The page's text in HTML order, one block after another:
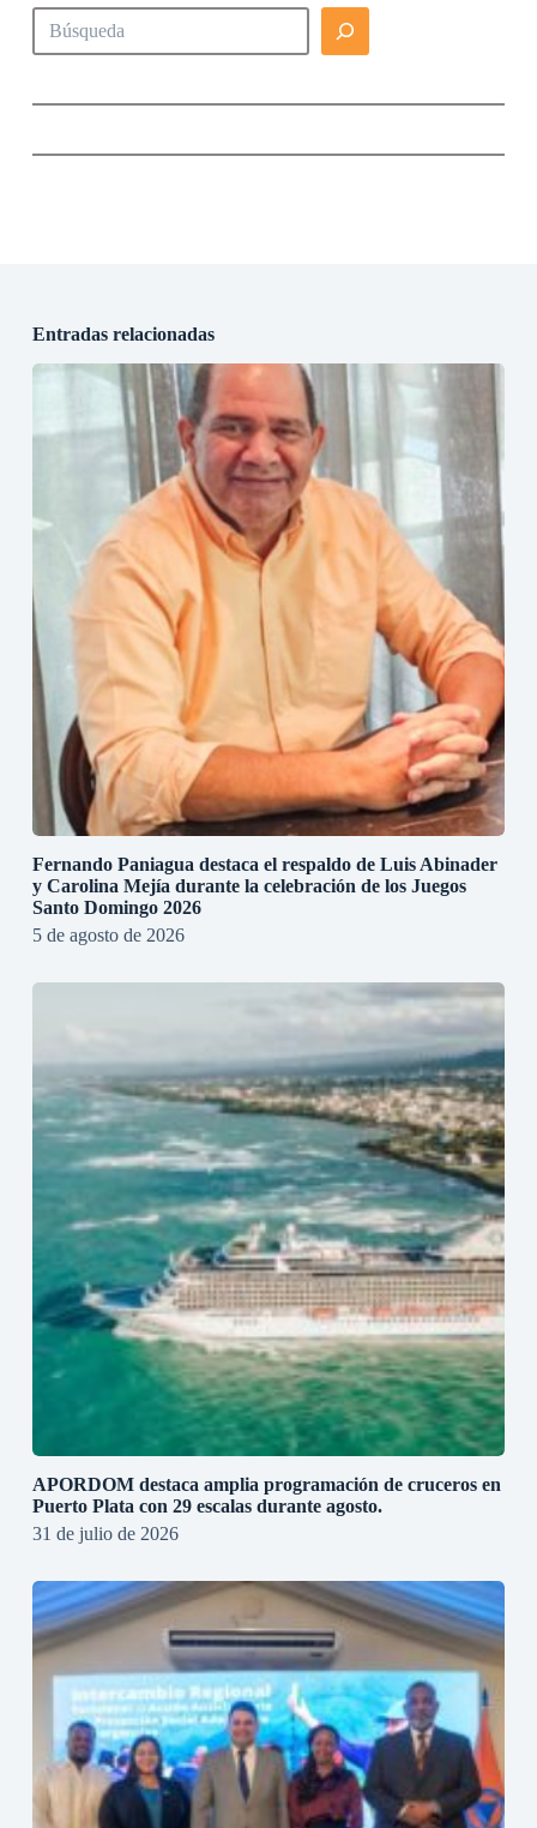
Buscar
Entradas relacionadas
Fernando Paniagua destaca el respaldo de Luis Abinader
y Carolina Mejía durante la celebración de los Juegos
Santo Domingo 2026
5 de agosto de 2026
APORDOM destaca amplia programación de cruceros en
Puerto Plata con 29 escalas durante agosto.
31 de julio de 2026